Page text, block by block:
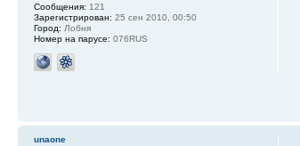
Сообщения: 121
Зарегистрирован: 25 сен 2010, 00:50
Город: Лобня
Номер на парусе: 076RUS
unaone